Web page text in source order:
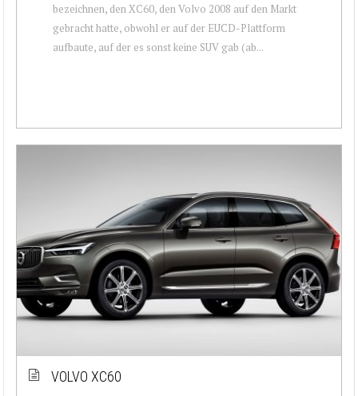
bezeichnen, den XC60, den Volvo 2008 auf den Markt
gebracht hatte, obwohl er auf der EUCD-Plattform
aufbaute, auf der es sonst keine SUV gab (ab...
VOLVO XC60